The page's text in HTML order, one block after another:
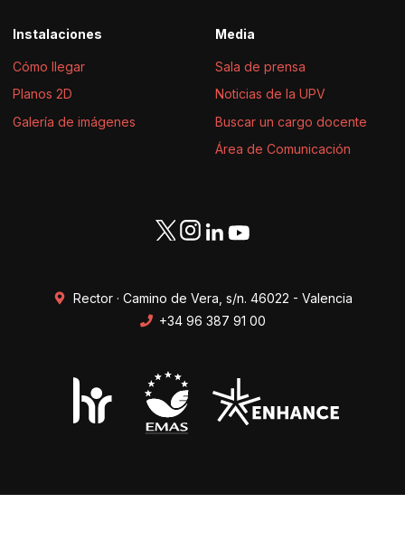
Instalaciones
Cómo llegar
Planos 2D
Galería de imágenes
Media
Sala de prensa
Noticias de la UPV
Buscar un cargo docente
Área de Comunicación
Rector · Camino de Vera, s/n. 46022 - Valencia
+34 96 387 91 00